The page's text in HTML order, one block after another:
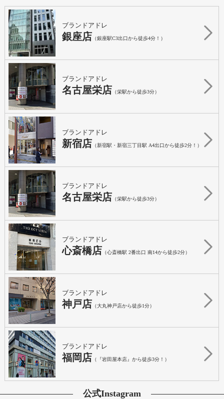
ブランドアドレ
銀座店 （銀座駅C3出口から徒歩4分！）
ブランドアドレ
名古屋栄店 （栄駅から徒歩3分）
ブランドアドレ
新宿店 （新宿駅・新宿三丁目駅 A4出口から徒歩2分！）
ブランドアドレ
名古屋栄店 （栄駅から徒歩3分）
ブランドアドレ
心斎橋店 （心斎橋駅 2番出口 南14から徒歩2分）
ブランドアドレ
神戸店 （大丸神戸店から徒歩1分）
ブランドアドレ
福岡店 （『岩田屋本店』から徒歩3分！）
公式Instagram